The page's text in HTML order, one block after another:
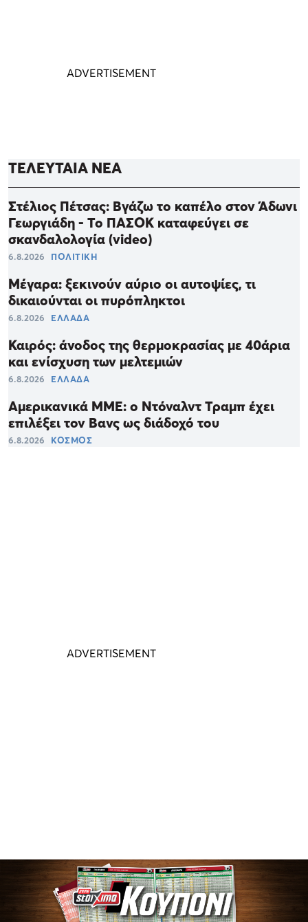
ΤΕΛΕΥΤΑΙΑ ΝΕΑ
Στέλιος Πέτσας: Βγάζω το καπέλο στον Άδωνι
Γεωργιάδη - Το ΠΑΣΟΚ καταφεύγει σε
σκανδαλολογία (video)
6.8.2026 ΠΟΛΙΤΙΚΗ
Μέγαρα: ξεκινούν αύριο οι αυτοψίες, τι
δικαιούνται οι πυρόπληκτοι
6.8.2026 ΕΛΛΑΔΑ
Καιρός: άνοδος της θερμοκρασίας με 40άρια
και ενίσχυση των μελτεμιών
6.8.2026 ΕΛΛΑΔΑ
Αμερικανικά ΜΜΕ: ο Ντόναλντ Τραμπ έχει
επιλέξει τον Βανς ως διάδοχό του
6.8.2026 ΚΟΣΜΟΣ